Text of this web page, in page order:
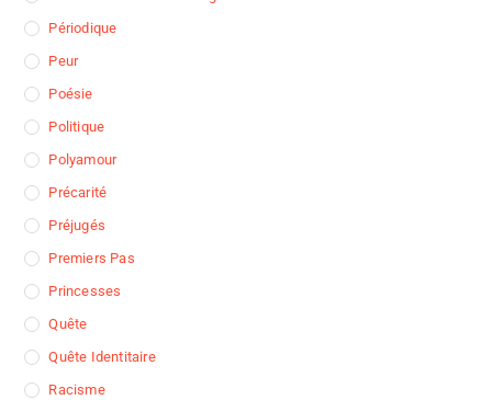
Périodique
Peur
Poésie
Politique
Polyamour
Précarité
Préjugés
Premiers Pas
Princesses
Quête
Quête Identitaire
Racisme